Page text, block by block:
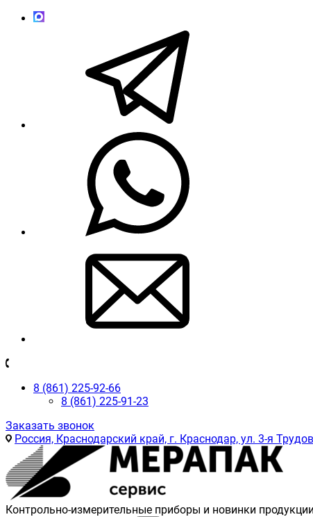
8 (861) 225-92-66
8 (861) 225-91-23
Заказать звонок
Россия, Краснодарский край, г. Краснодар, ул. 3-я
Контрольно-измерительные приборы и новинки